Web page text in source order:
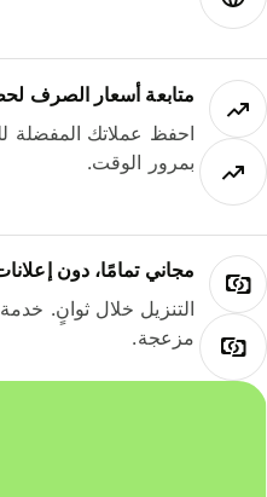
متابعة أسعار الصرف
احفظ عملاتك المفضلة
بمرور الوقت.
مجاني تمامًا، دون إعلانات
التنزيل خلال ثوانٍ. خدمة
مزعجة.